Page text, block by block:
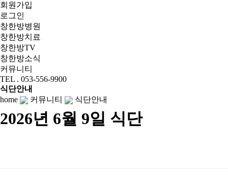
회원가입
로그인
창한방병원
창한방치료
창한방TV
창한방소식
커뮤니티
TEL . 053-556-9900
식단안내
home
커뮤니티 식단안내
2026년 6월 9일 식단